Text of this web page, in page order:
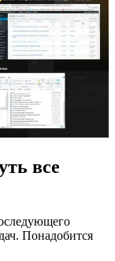
все
Понадобится